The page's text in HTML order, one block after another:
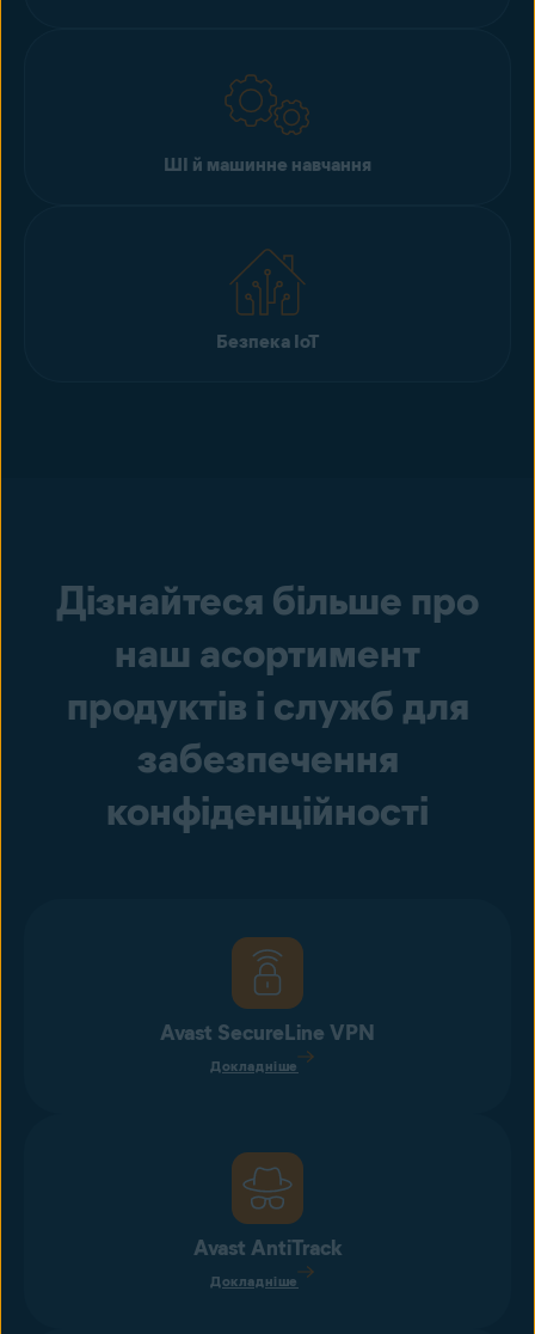
ШІ й машинне навчання
Безпека IoT
Дізнайтеся більше про
наш асортимент
продуктів і служб для
забезпечення
конфіденційності
Avast SecureLine VPN
Докладніше
Avast AntiTrack
Докладніше